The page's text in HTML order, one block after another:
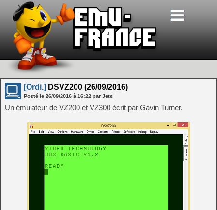
[Ordi.] DSVZ200 (26/09/2016)
Posté le 26/09/2016 à 16:22 par Jets
Un émulateur de VZ200 et VZ300 écrit par Gavin Turner.